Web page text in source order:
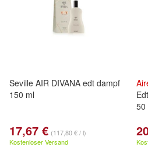
Seville AIR DIVANA edt dampf
150 ml
17,67 € (117,80 € / l)
Kostenloser Versand
50